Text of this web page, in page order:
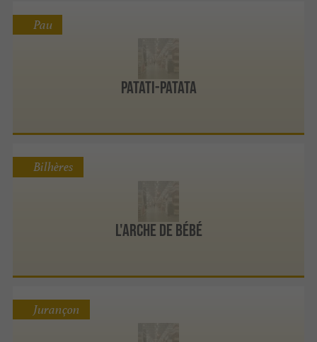
Patati-Patata
Pau
L'Arche de Bébé
Bilhères
Jurançon